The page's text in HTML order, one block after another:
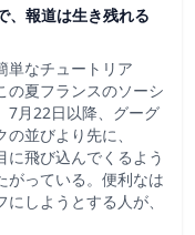
、報道は生き残れる
単なチュートリア
の夏フランスのソーシ
7月22日以降、グーグ
並びより先に、
飛び込んでくるよう
がっている。便利なは
しようとする人が、